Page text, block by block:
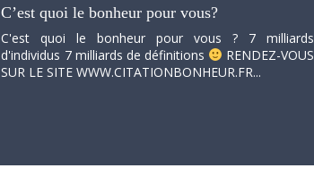
C’est quoi le bonheur pour vous?
C'est quoi le bonheur pour vous ? 7 milliards
d'individus 7 milliards de définitions
RENDEZ-VOUS
SUR LE SITE WWW.CITATIONBONHEUR.FR...